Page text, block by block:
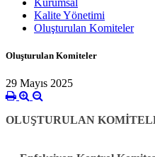
Kalite Yönetimi
Oluşturulan Komiteler
Oluşturulan Komiteler
29 Mayıs 2025
OLUŞTURULAN